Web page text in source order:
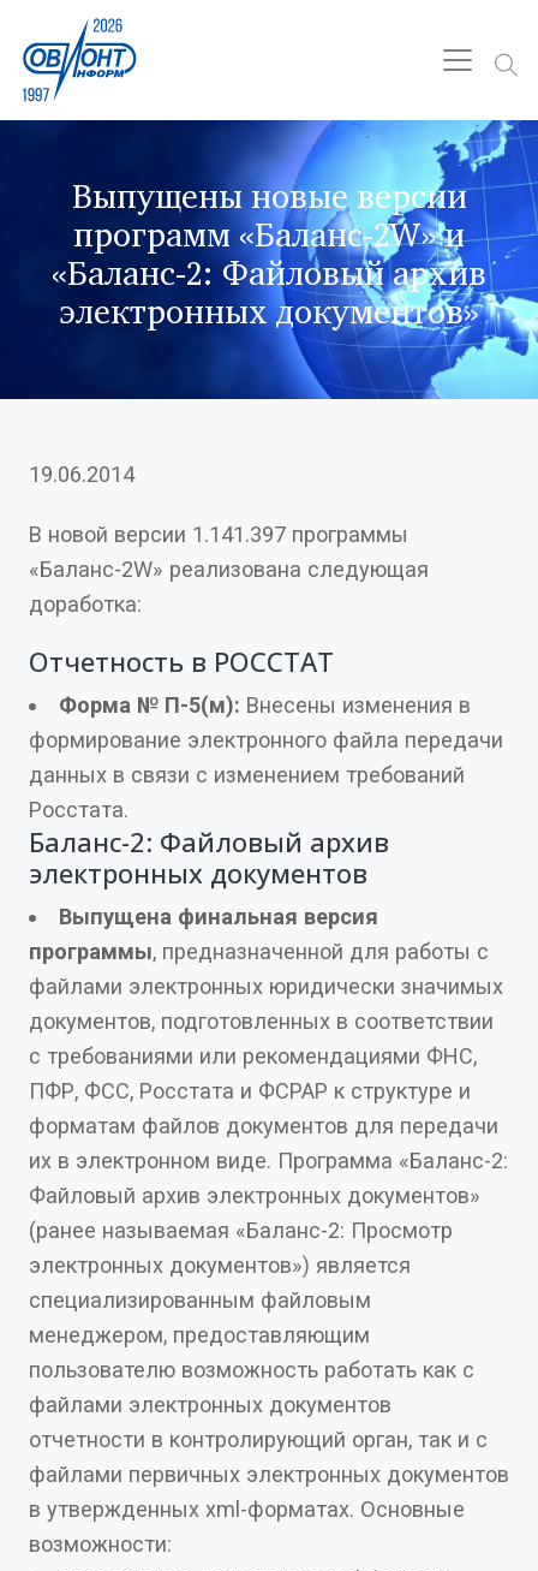
Выпущены новые версии
программ «Баланс-2W» и
«Баланс-2: Файловый архив
электронных документов»
19.06.2014
В новой версии 1.141.397 программы
«Баланс-2W» реализована следующая
доработка:
Отчетность в РОССТАТ
Форма № П-5(м): Внесены изменения в
формирование электронного файла передачи
данных в связи с изменением требований
Росстата.
Баланс-2: Файловый архив
электронных документов
Выпущена финальная версия
программы, предназначенной для работы с
файлами электронных юридически значимых
документов, подготовленных в соответствии
с требованиями или рекомендациями ФНС,
ПФР, ФСС, Росстата и ФСРАР к структуре и
форматам файлов документов для передачи
их в электронном виде. Программа «Баланс-2:
Файловый архив электронных документов»
(ранее называемая «Баланс-2: Просмотр
электронных документов») является
специализированным файловым
менеджером, предоставляющим
пользователю возможность работать как с
файлами электронных документов
отчетности в контролирующий орган, так и с
файлами первичных электронных документов
в утвержденных xml-форматах. Основные
возможности: